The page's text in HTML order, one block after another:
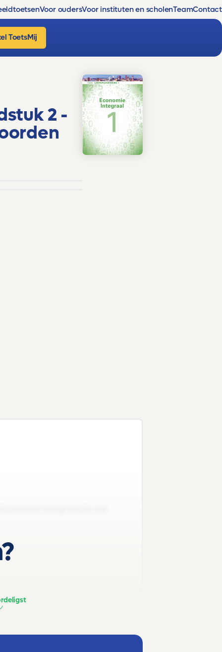
Voor oudersVoor instituten en scholenTeamContact
ToetsMij
2 -